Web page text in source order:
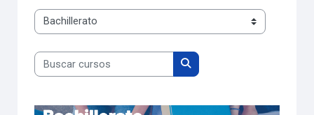
Categorías
Buscar cursos
Buscar cursos